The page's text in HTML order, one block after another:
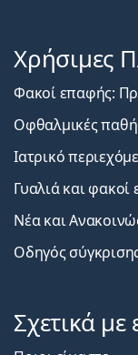
Χρήσιμες
Φακοί επαφής:
Οφθαλμικές
Ιατρικό
Γυαλιά και
Νέα και
Οδηγός
Σχετικά με